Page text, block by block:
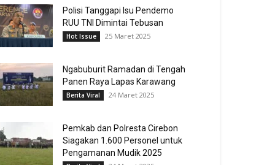
Polisi Tanggapi Isu Pendemo
RUU TNI Dimintai Tebusan
Hot Issue 25 Maret 2025
Ngabuburit Ramadan di Tengah
Panen Raya Lapas Karawang
Berita Viral 24 Maret 2025
Pemkab dan Polresta Cirebon
Siagakan 1.600 Personel untuk
Pengamanan Mudik 2025